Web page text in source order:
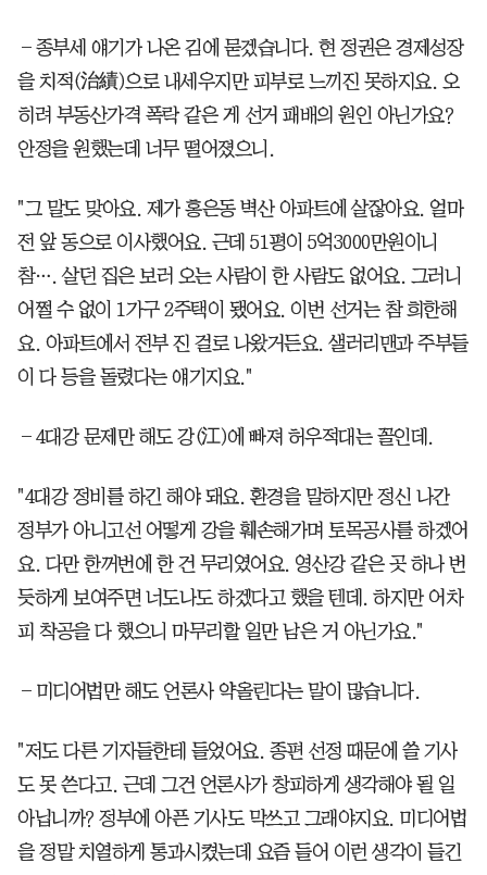
―종부세 얘기가 나온 김에 묻겠습니다. 현 정권은 경제성장
을 치적(治績)으로 내세우지만 피부로 느끼진 못하지요. 오
히려 부동산가격 폭락 같은 게 선거 패배의 원인 아닌가요?
안정을 원했는데 너무 떨어졌으니.
"그 말도 맞아요. 제가 홍은동 벽산 아파트에 살잖아요. 얼마
전 앞 동으로 이사했어요. 근데 51평이 5억3000만원이니
참…. 살던 집은 보러 오는 사람이 한 사람도 없어요. 그러니
어쩔 수 없이 1가구 2주택이 됐어요. 이번 선거는 참 희한해
요. 아파트에서 전부 진 걸로 나왔거든요. 샐러리맨과 주부들
이 다 등을 돌렸다는 얘기지요."
―4대강 문제만 해도 강(江)에 빠져 허우적대는 꼴인데.
"4대강 정비를 하긴 해야 돼요. 환경을 말하지만 정신 나간
정부가 아니고선 어떻게 강을 훼손해가며 토목공사를 하겠어
요. 다만 한꺼번에 한 건 무리였어요. 영산강 같은 곳 하나 번
듯하게 보여주면 너도나도 하겠다고 했을 텐데. 하지만 어차
피 착공을 다 했으니 마무리할 일만 남은 거 아닌가요."
―미디어법만 해도 언론사 약올린다는 말이 많습니다.
"저도 다른 기자들한테 들었어요. 종편 선정 때문에 쓸 기사
도 못 쓴다고. 근데 그건 언론사가 창피하게 생각해야 될 일
아닙니까? 정부에 아픈 기사도 막쓰고 그래야지요. 미디어법
을 정말 치열하게 통과시켰는데 요즘 들어 이런 생각이 들긴